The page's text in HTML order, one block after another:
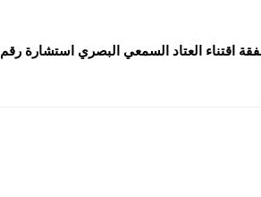
اقتناء العتاد السمعي البصري استشارة رقم